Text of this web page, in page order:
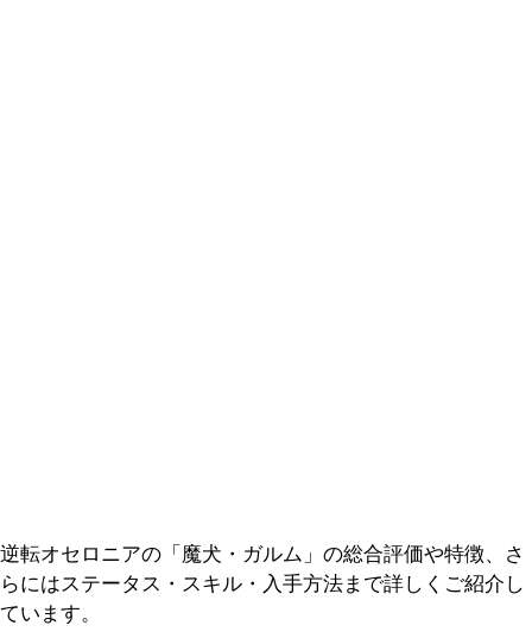
逆転オセロニアの「魔犬・ガルム」の総合評価や特徴、さ
らにはステータス・スキル・入手方法まで詳しくご紹介し
ています。